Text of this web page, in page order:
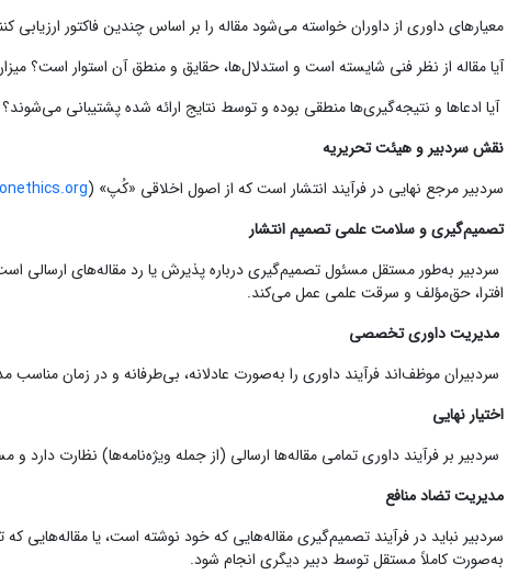
معیارهای داوری از داوران خواسته می‌شود مقاله را بر اساس چندین فاکتور ارزیابی
آیا مقاله از نظر فنی شایسته است و استدلال‌ها، حقایق و منطق آن استوار است؟
آیا ادعاها و نتیجه‌گیری‌ها منطقی بوده و توسط نتایج ارائه شده پشتیبانی
نقش سردبیر و هیئت تحریریه
سردبیر مرجع نهایی در فرآیند انتشار است که از اصول اخلاقی «کُپ» (
تصمیم‌گیری و سلامت علمی تصمیم انتشار
سردبیر به‌طور مستقل مسئول تصمیم‌گیری درباره پذیرش یا رد مقاله‌های ارسالی
افترا، حق‌مؤلف و سرقت علمی عمل می‌کند.
مدیریت داوری تخصصی
سردبیران موظف‌اند فرآیند داوری را به‌صورت عادلانه، بی‌طرفانه و در زمان
اختیار نهایی
سردبیر بر فرآیند داوری تمامی مقاله‌ها ارسالی (از جمله ویژه‌نامه‌ها) نظارت دارد
مدیریت تضاد منافع
سردبیر نباید در فرآیند تصمیم‌گیری مقاله‌هایی که خود نوشته است، یا مقاله‌هایی
به‌صورت کاملاً مستقل توسط دبیر دیگری انجام شود.